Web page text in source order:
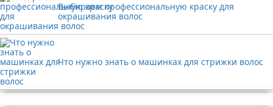
Выбираем профессиональную краску для
окрашивания волос
Что нужно знать о машинках для стрижки волос